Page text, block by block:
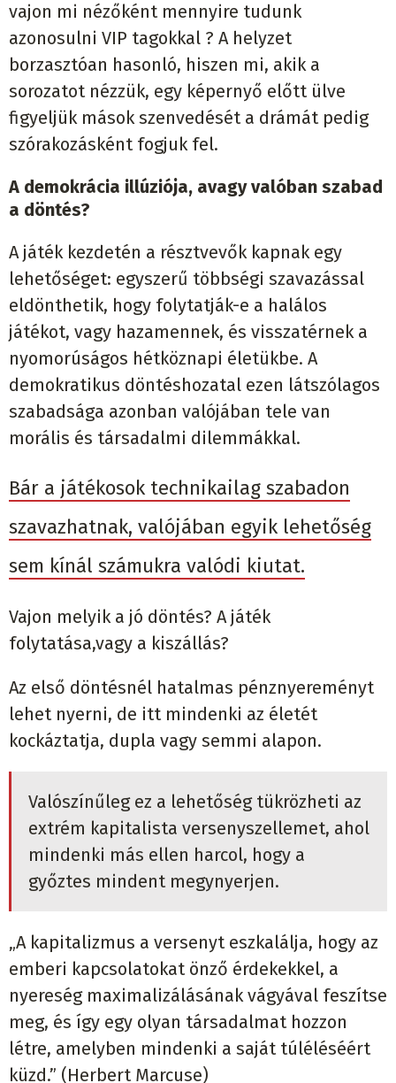
vajon mi nézőként mennyire tudunk
azonosulni VIP tagokkal ? A helyzet
borzasztóan hasonló, hiszen mi, akik a
sorozatot nézzük, egy képernyő előtt ülve
figyeljük mások szenvedését a drámát pedig
szórakozásként fogjuk fel.
A demokrácia illúziója, avagy valóban szabad
a döntés?
A játék kezdetén a résztvevők kapnak egy
lehetőséget: egyszerű többségi szavazással
eldönthetik, hogy folytatják-e a halálos
játékot, vagy hazamennek, és visszatérnek a
nyomorúságos hétköznapi életükbe. A
demokratikus döntéshozatal ezen látszólagos
szabadsága azonban valójában tele van
morális és társadalmi dilemmákkal.
Bár a játékosok technikailag szabadon
szavazhatnak, valójában egyik lehetőség
sem kínál számukra valódi kiutat.
Vajon melyik a jó döntés? A játék
folytatása,vagy a kiszállás?
Az első döntésnél hatalmas pénznyereményt
lehet nyerni, de itt mindenki az életét
kockáztatja, dupla vagy semmi alapon.
Valószínűleg ez a lehetőség tükrözheti az
extrém kapitalista versenyszellemet, ahol
mindenki más ellen harcol, hogy a
győztes mindent megynyerjen.
„A kapitalizmus a versenyt eszkalálja, hogy az
emberi kapcsolatokat önző érdekekkel, a
nyereség maximalizálásának vágyával feszítse
meg, és így egy olyan társadalmat hozzon
létre, amelyben mindenki a saját túléléséért
küzd.” (Herbert Marcuse)